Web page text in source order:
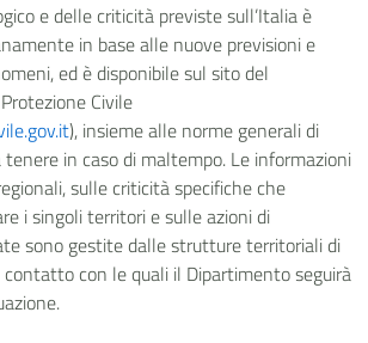
e delle criticità previste sull’Italia è
in base alle nuove previsioni e
ed è disponibile sul sito del
Civile
), insieme alle norme generali di
in caso di maltempo. Le informazioni
sulle criticità specifiche che
i singoli territori e sulle azioni di
sono gestite dalle strutture territoriali di
con le quali il Dipartimento seguirà